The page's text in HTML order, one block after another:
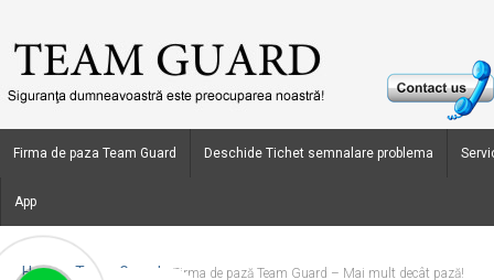
Firma de paza Team Guard Deschide Tichet semnalare problema
App
Home › Team Guard Firma de pază Team Guard – Mai mult decât pază!